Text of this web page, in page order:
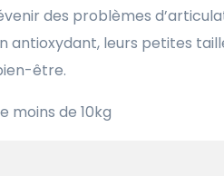
des problèmes
antioxydant, leurs petites
être.
moins de 10kg